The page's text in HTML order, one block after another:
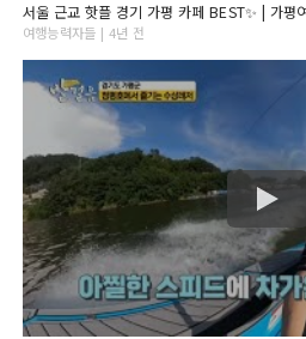
여행능력자들 | 4년 전